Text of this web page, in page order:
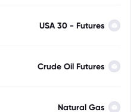
USA 30 - Futures
Crude Oil Futures
Natural Gas